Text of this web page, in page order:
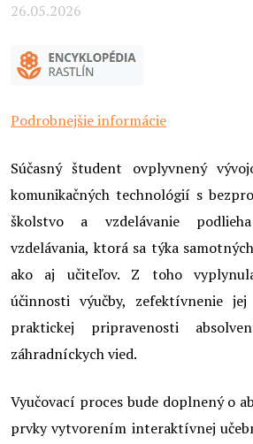
26.05.2026
Podrobnejšie informácie
Súčasný študent ovplyvnený
komunikačných technológií s
školstvo a vzdelávanie
vzdelávania, ktorá sa týka
ako aj učiteľov. Z toho
účinnosti výučby, zefektívnenie
praktickej pripravenosti
záhradníckych vied.
Vyučovací proces bude doplnený o
prvky vytvorením interaktívnej